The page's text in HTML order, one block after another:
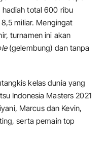
hadiah total 600 ribu
miliar. Mengingat
turnamen ini akan
(gelembung) dan tanpa
kelas dunia yang
Indonesia Masters 2021
Marcus dan Kevin,
serta pemain top